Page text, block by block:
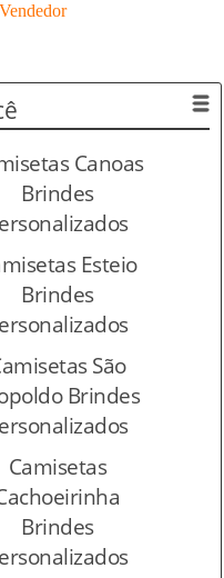
Canoas
Brindes
Esteio
Brindes
São
Brindes
Camisetas
Brindes